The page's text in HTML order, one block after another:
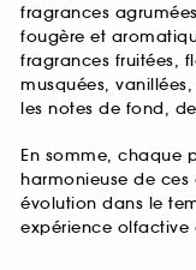
fragrances
fougère et
fragrances fruitées,
musquées,
les notes de fond,
En somme, chaque
harmonieuse de ces
évolution dans le
expérience olfactive